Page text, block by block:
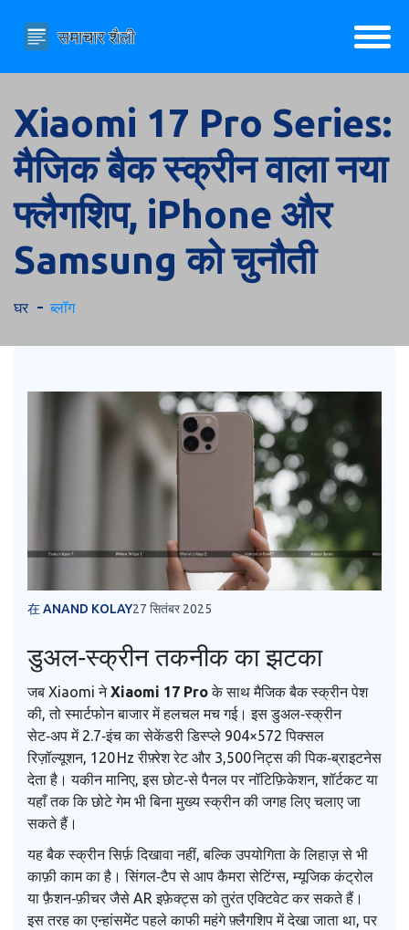
Xiaomi 17 Pro Series:
मैजिक बैक स्क्रीन वाला नया
फ्लैगशिप, iPhone और
Samsung को चुनौती
घर ब्लॉग
在 ANAND KOLAY27 सितंबर 2025
डुअल‑स्क्रीन तकनीक का झटका
जब Xiaomi नेXiaomi 17 Proके साथ मैजिक बैक स्क्रीन पेश
की, तो स्मार्टफोन बाजार में हलचल मच गई। इस डुअल‑स्क्रीन
सेट‑अप में 2.7‑इंच का सेकेंडरी डिस्प्ले 904×572 पिक्सल
रिज़ॉल्यूशन, 120 Hz रीफ़्रेश रेट और 3,500 निट्स की पिक‑ब्राइटनेस
देता है। यकीन मानिए, इस छोट‑से पैनल पर नॉटिफ़िकेशन, शॉर्टकट या
यहाँ तक कि छोटे गेम भी बिना मुख्य स्क्रीन की जगह लिए चलाए जा
सकते हैं।
यह बैक स्क्रीन सिर्फ़ दिखावा नहीं, बल्कि उपयोगिता के लिहाज़ से भी
काफ़ी काम का है। सिंगल‑टैप से आप कैमरा सेटिंग्स, म्यूजिक कंट्रोल
या फ़ैशन‑फ़ीचर जैसे AR इफ़ेक्ट्स को तुरंत एक्टिवेट कर सकते हैं।
इस तरह का एन्हांसमेंट पहले काफी महंगे फ़्लैगशिप में देखा जाता था, पर